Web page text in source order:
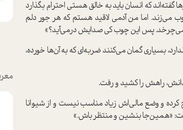
گفته‌اند که انسان باید به خالق هستی احترام بگذارد
می‌زند. اما من آدمی لاقید هستم که هر جور دلم
می‌چرخد. پس این چوب کی صدایش درمی‌آید؟»
بسیاری گمان می‌کنند ضربه‌ای که به آن‌ها خورده،
راهش را کشید و رفت.
کرده و وضع مالی‌اش زیاد مناسب نیست و از شیوانا
«همین‌جا بنشین و منتظر باش.»